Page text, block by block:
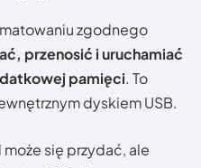
zgodnego
przenosić i uruchamiać
pamięci. To
dyskiem USB.
się przydać, ale